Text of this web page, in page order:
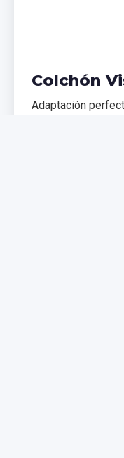
Colchón
Adaptación